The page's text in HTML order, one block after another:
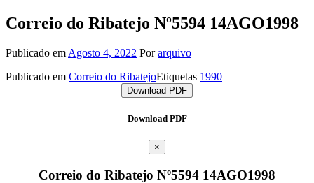
Correio do Ribatejo Nº5594 14AGO1998
Publicado em Agosto 4, 2022 Porarquivo
Publicado em Correio do RibatejoEtiquetas 1990
Download PDF
Download PDF
×
Correio do Ribatejo Nº5594 14AGO1998